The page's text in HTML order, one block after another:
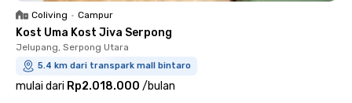
Coliving • Campur
Kost Uma Kost Jiva Serpong
Jelupang, Serpong Utara
5.4 km dari transpark mall bintaro
mulai dari Rp2.018.000 /bulan